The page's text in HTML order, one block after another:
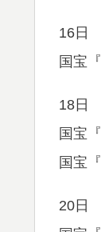
16日
国宝『
18日
国宝『
国宝『
20日